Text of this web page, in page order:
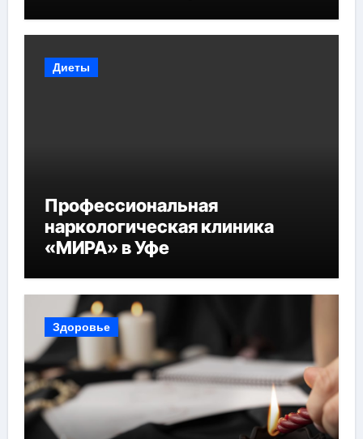
Диеты
Профессиональная
наркологическая клиника
«МИРА» в Уфе
Здоровье